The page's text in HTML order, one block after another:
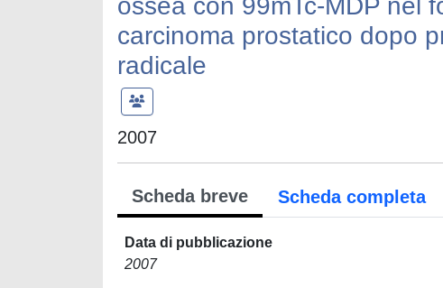
ossea con 99mTc-MDP nel
carcinoma prostatico dopo
radicale
2007
Scheda breve Scheda completa
Data di pubblicazione
2007